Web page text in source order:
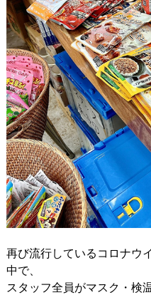
再び流行しているコロナウ
中で、
スタッフ全員がマスク・検